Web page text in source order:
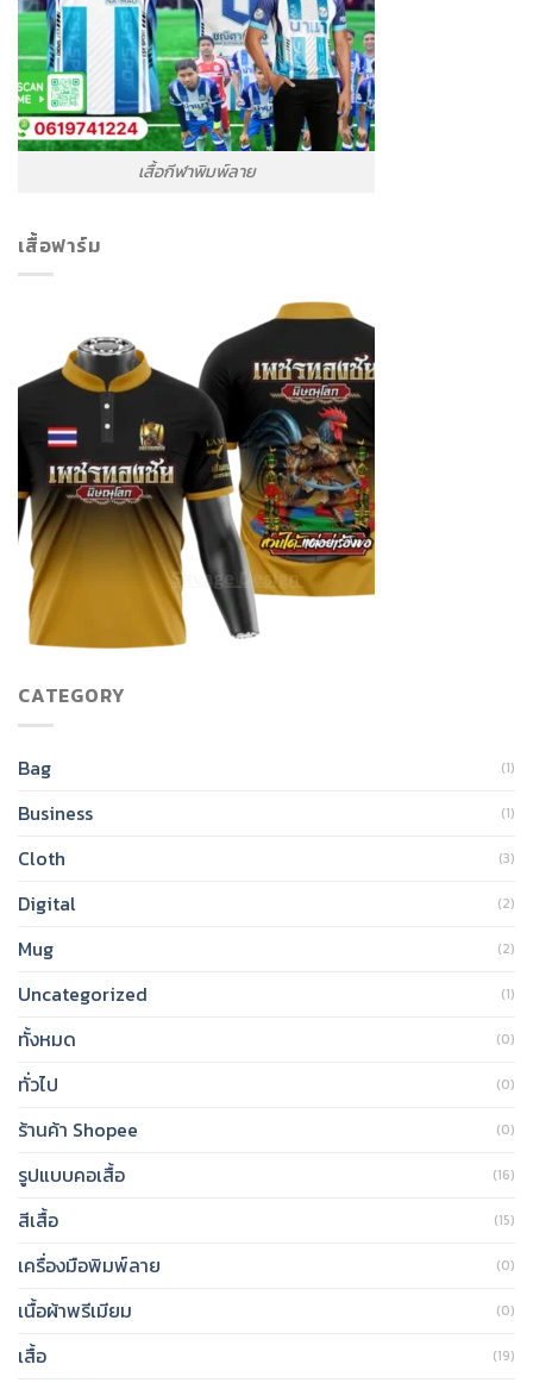
เสื้อกีฬาพิมพ์ลาย
เสื้อฟาร์ม
CATEGORY
Bag (1)
Business (1)
Cloth (3)
Digital (2)
Mug (2)
Uncategorized (1)
ทั้งหมด (0)
ทั่วไป (0)
ร้านค้า Shopee (0)
รูปแบบคอเสื้อ (16)
สีเสื้อ (15)
เครื่องมือพิมพ์ลาย (0)
เนื้อผ้าพรีเมียม (0)
เสื้อ (19)